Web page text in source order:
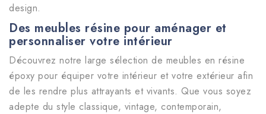
design.
Des meubles résine pour aménager et
personnaliser votre intérieur
Découvrez notre large sélection de meubles en résine
époxy pour équiper votre intérieur et votre extérieur afin
de les rendre plus attrayants et vivants. Que vous soyez
adepte du style classique, vintage, contemporain,